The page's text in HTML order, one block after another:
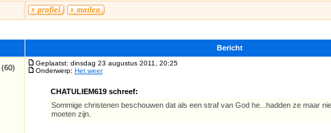
Bericht
(60)
Geplaatst: dinsdag 23 augustus 2011, 20:25
Onderwerp: Het weer
CHATULIEM619 schreef:
Sommige christenen beschouwen dat als een straf van God he...hadden ze maar
moeten zijn.